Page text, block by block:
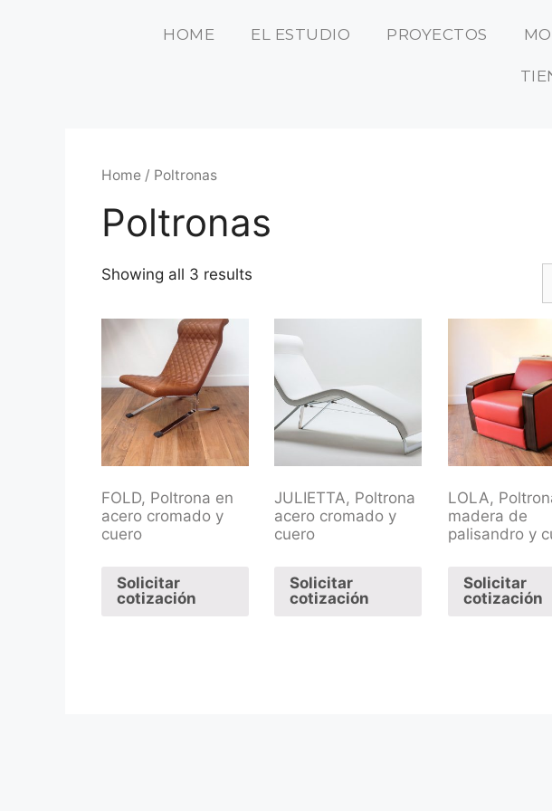
HOME EL ESTUDIO PROYECTOS
Home / Poltronas
Poltronas
Showing all 3 results
FOLD, Poltrona en
acero cromado y
cuero
Solicitar
cotización
JULIETTA, Poltrona
acero cromado y
cuero
Solicitar
cotización
LOLA,
madera de
palisandro y
Solicitar
cotización